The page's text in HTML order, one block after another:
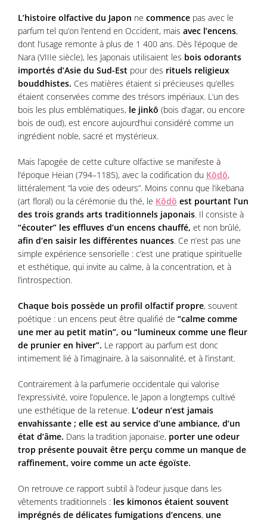
L’histoire olfactive du Japon ne commence pas avec le
parfum tel qu’on l’entend en Occident, mais avec l’encens,
dont l’usage remonte à plus de 1 400 ans. Dès l’époque de
Nara (VIIIe siècle), les Japonais utilisaient les bois odorants
importés d’Asie du Sud-Est pour des rituels religieux
bouddhistes. Ces matières étaient si précieuses qu’elles
étaient conservées comme des trésors impériaux. L’un des
bois les plus emblématiques, le jinkō (bois d’agar, ou encore
bois de oud), est encore aujourd’hui considéré comme un
ingrédient noble, sacré et mystérieux.
Mais l’apogée de cette culture olfactive se manifeste à
l’époque Heian (794–1185), avec la codification du Kōdō,
littéralement “la voie des odeurs”. Moins connu que l’ikebana
(art floral) ou la cérémonie du thé, le Kōdō est pourtant l’un
des trois grands arts traditionnels japonais. Il consiste à
“écouter” les effluves d’un encens chauffé, et non brûlé,
afin d’en saisir les différentes nuances. Ce n’est pas une
simple expérience sensorielle : c’est une pratique spirituelle
et esthétique, qui invite au calme, à la concentration, et à
l’introspection.
Chaque bois possède un profil olfactif propre, souvent
poétique : un encens peut être qualifié de “calme comme
une mer au petit matin”, ou “lumineux comme une fleur
de prunier en hiver”. Le rapport au parfum est donc
intimement lié à l’imaginaire, à la saisonnalité, et à l’instant.
Contrairement à la parfumerie occidentale qui valorise
l’expressivité, voire l’opulence, le Japon a longtemps cultivé
une esthétique de la retenue. L’odeur n’est jamais
envahissante ; elle est au service d’une ambiance, d’un
état d’âme. Dans la tradition japonaise, porter une odeur
trop présente pouvait être perçu comme un manque de
raffinement, voire comme un acte égoïste.
On retrouve ce rapport subtil à l’odeur jusque dans les
vêtements traditionnels : les kimonos étaient souvent
imprégnés de délicates fumigations d’encens, une